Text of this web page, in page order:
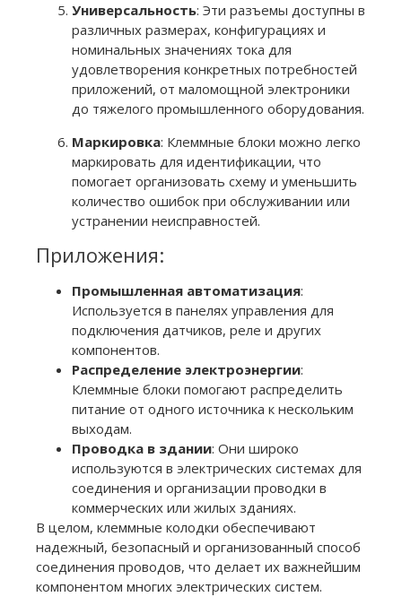
Универсальность: Эти разъемы доступны в
различных размерах, конфигурациях и
номинальных значениях тока для
удовлетворения конкретных потребностей
приложений, от маломощной электроники
до тяжелого промышленного оборудования.
Маркировка: Клеммные блоки можно легко
маркировать для идентификации, что
помогает организовать схему и уменьшить
количество ошибок при обслуживании или
устранении неисправностей.
Приложения:
Промышленная автоматизация:
Используется в панелях управления для
подключения датчиков, реле и других
компонентов.
Распределение электроэнергии:
Клеммные блоки помогают распределить
питание от одного источника к нескольким
выходам.
Проводка в здании: Они широко
используются в электрических системах для
соединения и организации проводки в
коммерческих или жилых зданиях.
В целом, клеммные колодки обеспечивают
надежный, безопасный и организованный способ
соединения проводов, что делает их важнейшим
компонентом многих электрических систем.